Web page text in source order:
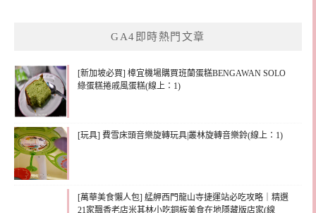
GA4即時熱門文章
[新加坡必買] 樟宜機場購買班蘭蛋糕BENGAWAN SOLO
綠蛋糕捲戚風蛋糕(線上：1)
[玩具] 費雪床頭音樂旋轉玩具|叢林旋轉音樂鈴(線上：1)
[萬華美食懶人包] 艋舺西門龍山寺捷運站必吃攻略｜精選
21家飄香老店米其林小吃銅板美食在地隱藏版店家(線